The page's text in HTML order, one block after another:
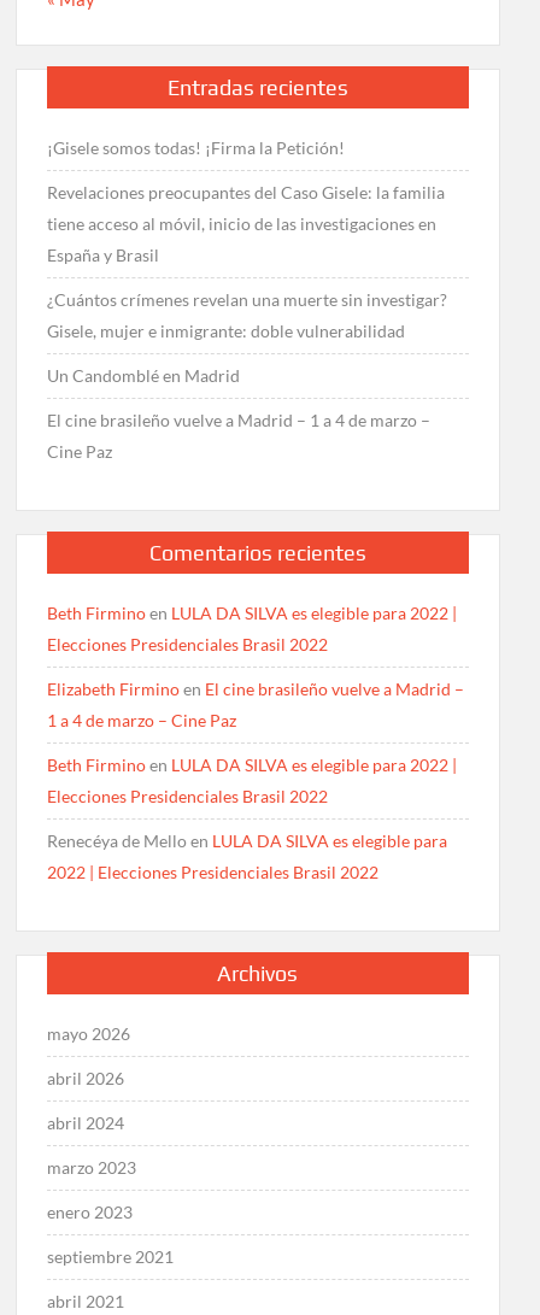
Entradas recientes
¡Gisele somos todas! ¡Firma la Petición!
Revelaciones preocupantes del Caso Gisele: la familia
tiene acceso al móvil, inicio de las investigaciones en
España y Brasil
¿Cuántos crímenes revelan una muerte sin investigar?
Gisele, mujer e inmigrante: doble vulnerabilidad
Un Candomblé en Madrid
El cine brasileño vuelve a Madrid – 1 a 4 de marzo –
Cine Paz
Comentarios recientes
Beth Firminoen LULA DA SILVA es elegible para 2022 |
Elecciones Presidenciales Brasil 2022
Elizabeth Firminoen El cine brasileño vuelve a Madrid –
1 a 4 de marzo – Cine Paz
Beth Firminoen LULA DA SILVA es elegible para 2022 |
Elecciones Presidenciales Brasil 2022
Renecéya de Melloen LULA DA SILVA es elegible para
2022 | Elecciones Presidenciales Brasil 2022
Archivos
mayo 2026
abril 2026
abril 2024
marzo 2023
enero 2023
septiembre 2021
abril 2021